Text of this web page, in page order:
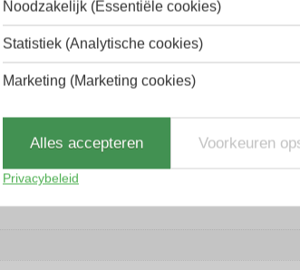
Noodzakelijk (Essentiële cookies)
Statistiek (Analytische cookies)
Marketing (Marketing cookies)
Alles accepteren Voorkeuren
Privacybeleid